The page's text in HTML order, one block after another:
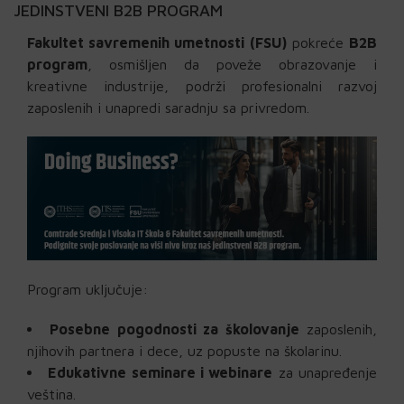
JEDINSTVENI B2B PROGRAM
Fakultet savremenih umetnosti (FSU) pokreće B2B
program , osmišljen da poveže obrazovanje i
kreativne industrije, podrži profesionalni razvoj
zaposlenih i unapredi saradnju sa privredom.
Program uključuje:
Posebne pogodnosti za školovanje zaposlenih,
njihovih partnera i dece, uz popuste na školarinu.
Edukativne seminare i webinare za unapređenje
veština.